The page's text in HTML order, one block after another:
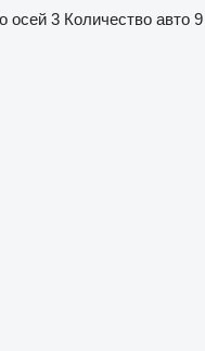
осей 3 Количество авто 9